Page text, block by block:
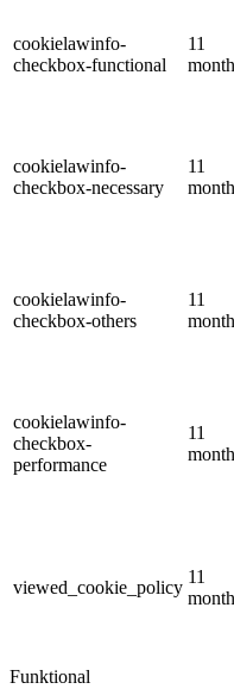
cookielawinfo-
checkbox-functional
11
cookielawinfo-
checkbox-necessary
11
cookielawinfo-
checkbox-others
11
cookielawinfo-
checkbox-
performance
11
viewed_cookie_policy
11
Funktional